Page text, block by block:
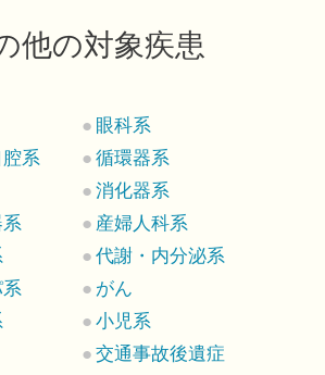
他の対象疾患
眼科系
系
循環器系
消化器系
産婦人科系
代謝・内分泌系
系
がん
小児系
交通事故後遺症